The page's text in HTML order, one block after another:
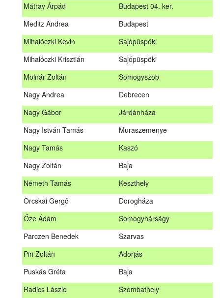
Mátray Árpád
Budapest 04. ker.
Meditz Andrea
Budapest
Mihalóczki Kevin
Sajópüspöki
Mihalóczki Krisztián
Sajópüspöki
Molnár Zoltán
Somogyszob
Nagy Andrea
Debrecen
Nagy Gábor
Járdánháza
Nagy István Tamás
Muraszemenye
Nagy Tamás
Kaszó
Nagy Zoltán
Baja
Németh Tamás
Keszthely
Orcskai Gergő
Dorogháza
Őze Ádám
Somogyhárságy
Parczen Benedek
Szarvas
Piri Zoltán
Adorjás
Puskás Gréta
Baja
Radics László
Szombathely
A továbbképzés vizsgával zárul!
Jelentkezés, lemondás
Jelentkezni a továbbképzésre kizárólag a Nébih honlapján
elhelyezett űrlapon lehet. A jelentkezés elfogadásáról
Magyar Gergely
Regéc
Hercegszántó
Pilisszentiván
Budapest 04. ker.
Budapest
Mihalóczki Kevin
Mihalóczki Krisztián
Molnár Zoltán
Somogyszob
Nagy Andrea
Nagy Gábor
Járdánháza
Muraszemenye
Nagy Tamás
Kaszó
Keszthely
Dorogháza